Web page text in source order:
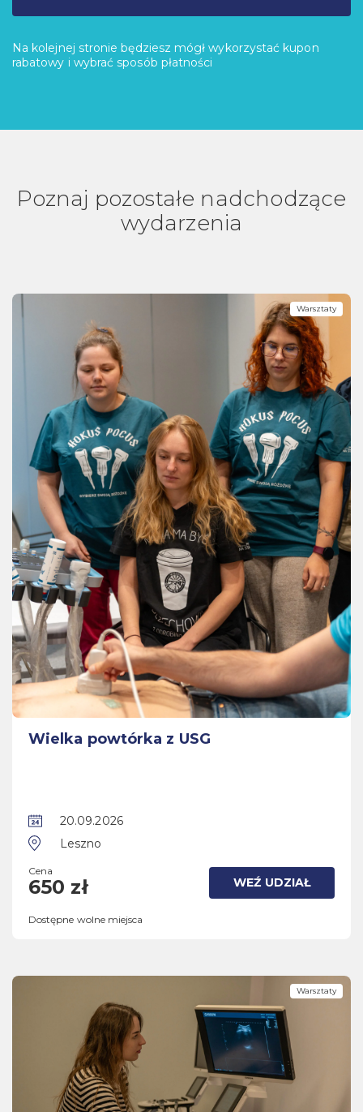
Na kolejnej stronie będziesz mógł wykorzystać kupon
rabatowy i wybrać sposób płatności
Poznaj pozostałe nadchodzące
wydarzenia
Warsztaty
Wielka powtórka z USG
20.09.2026
Leszno
Cena
650 zł WEŹ UDZIAŁ
Dostępne wolne miejsca
Warsztaty